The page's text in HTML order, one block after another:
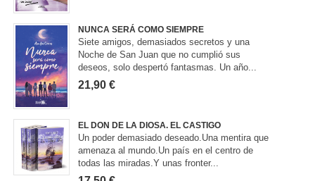
NUNCA SERÁ COMO SIEMPRE
Siete amigos, demasiados secretos y una
Noche de San Juan que no cumplió sus
deseos, solo despertó fantasmas. Un año...
21,90 €
EL DON DE LA DIOSA. EL CASTIGO
Un poder demasiado deseado.Una mentira que
amenaza al mundo.Un país en el centro de
todas las miradas.Y unas fronter...